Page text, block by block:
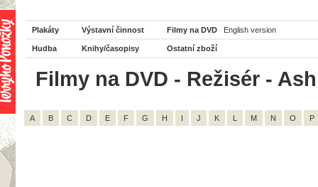
Plakáty Výstavní činnost Filmy na DVD English version
Hudba Knihy/časopisy Ostatní zboží
Filmy na DVD - Režisér -
A B C D E F G H I J K L M N O P